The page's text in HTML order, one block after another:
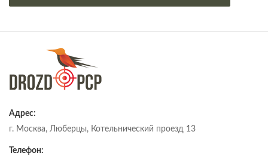
Адрес:
г. Москва, Люберцы, Котельнический проезд 13
Телефон: